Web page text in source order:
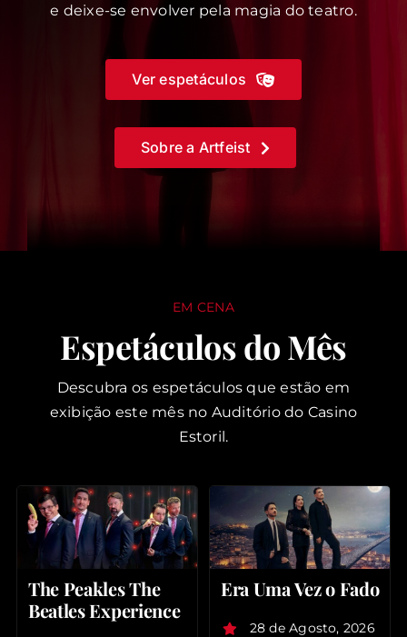
e deixe-se envolver pela magia do teatro.
Ver espetáculos
Sobre a Artfeist
EM CENA
Espetáculos do Mês
Descubra os espetáculos que estão em
exibição este mês no Auditório do Casino
Estoril.
The Peakles The
Beatles Experience
Era Uma Vez o Fado
28 de Agosto, 2026